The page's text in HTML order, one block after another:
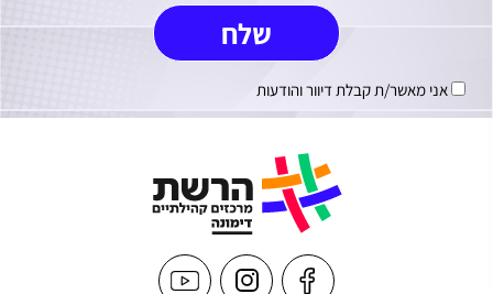
אני מאשר/ת קבלת דיוור והודעות